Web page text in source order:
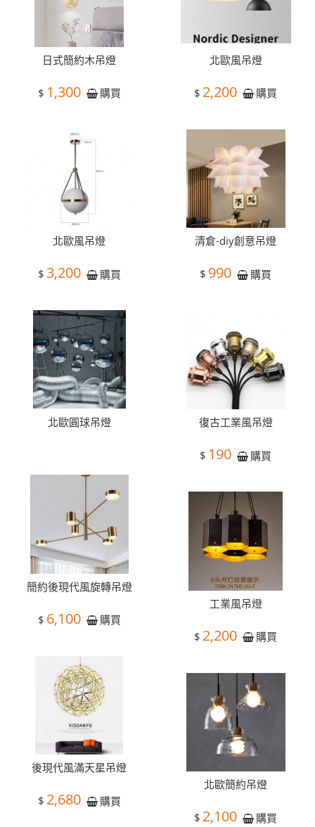
日式簡約木吊燈
$ 1,300 購買
北歐風吊燈
$ 2,200 購買
北歐風吊燈
$ 3,200 購買
清倉-diy創意吊燈
$ 990 購買
北歐圓球吊燈 復古工業風吊燈
$ 190 購買
簡約後現代風旋轉吊燈
$ 6,100 購買
工業風吊燈
$ 2,200 購買
後現代風滿天星吊燈
$ 2,680 購買
北歐簡約吊燈
$ 2,100 購買